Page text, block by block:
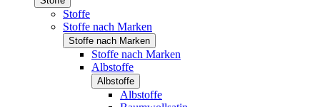
Stoffe
Stoffe nach Marken
Stoffe nach Marken
Stoffe nach Marken
Albstoffe
Albstoffe
Albstoffe